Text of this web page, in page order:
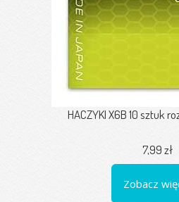
HACZYKI X6B 10 sztuk
7,99 zł
Zobacz